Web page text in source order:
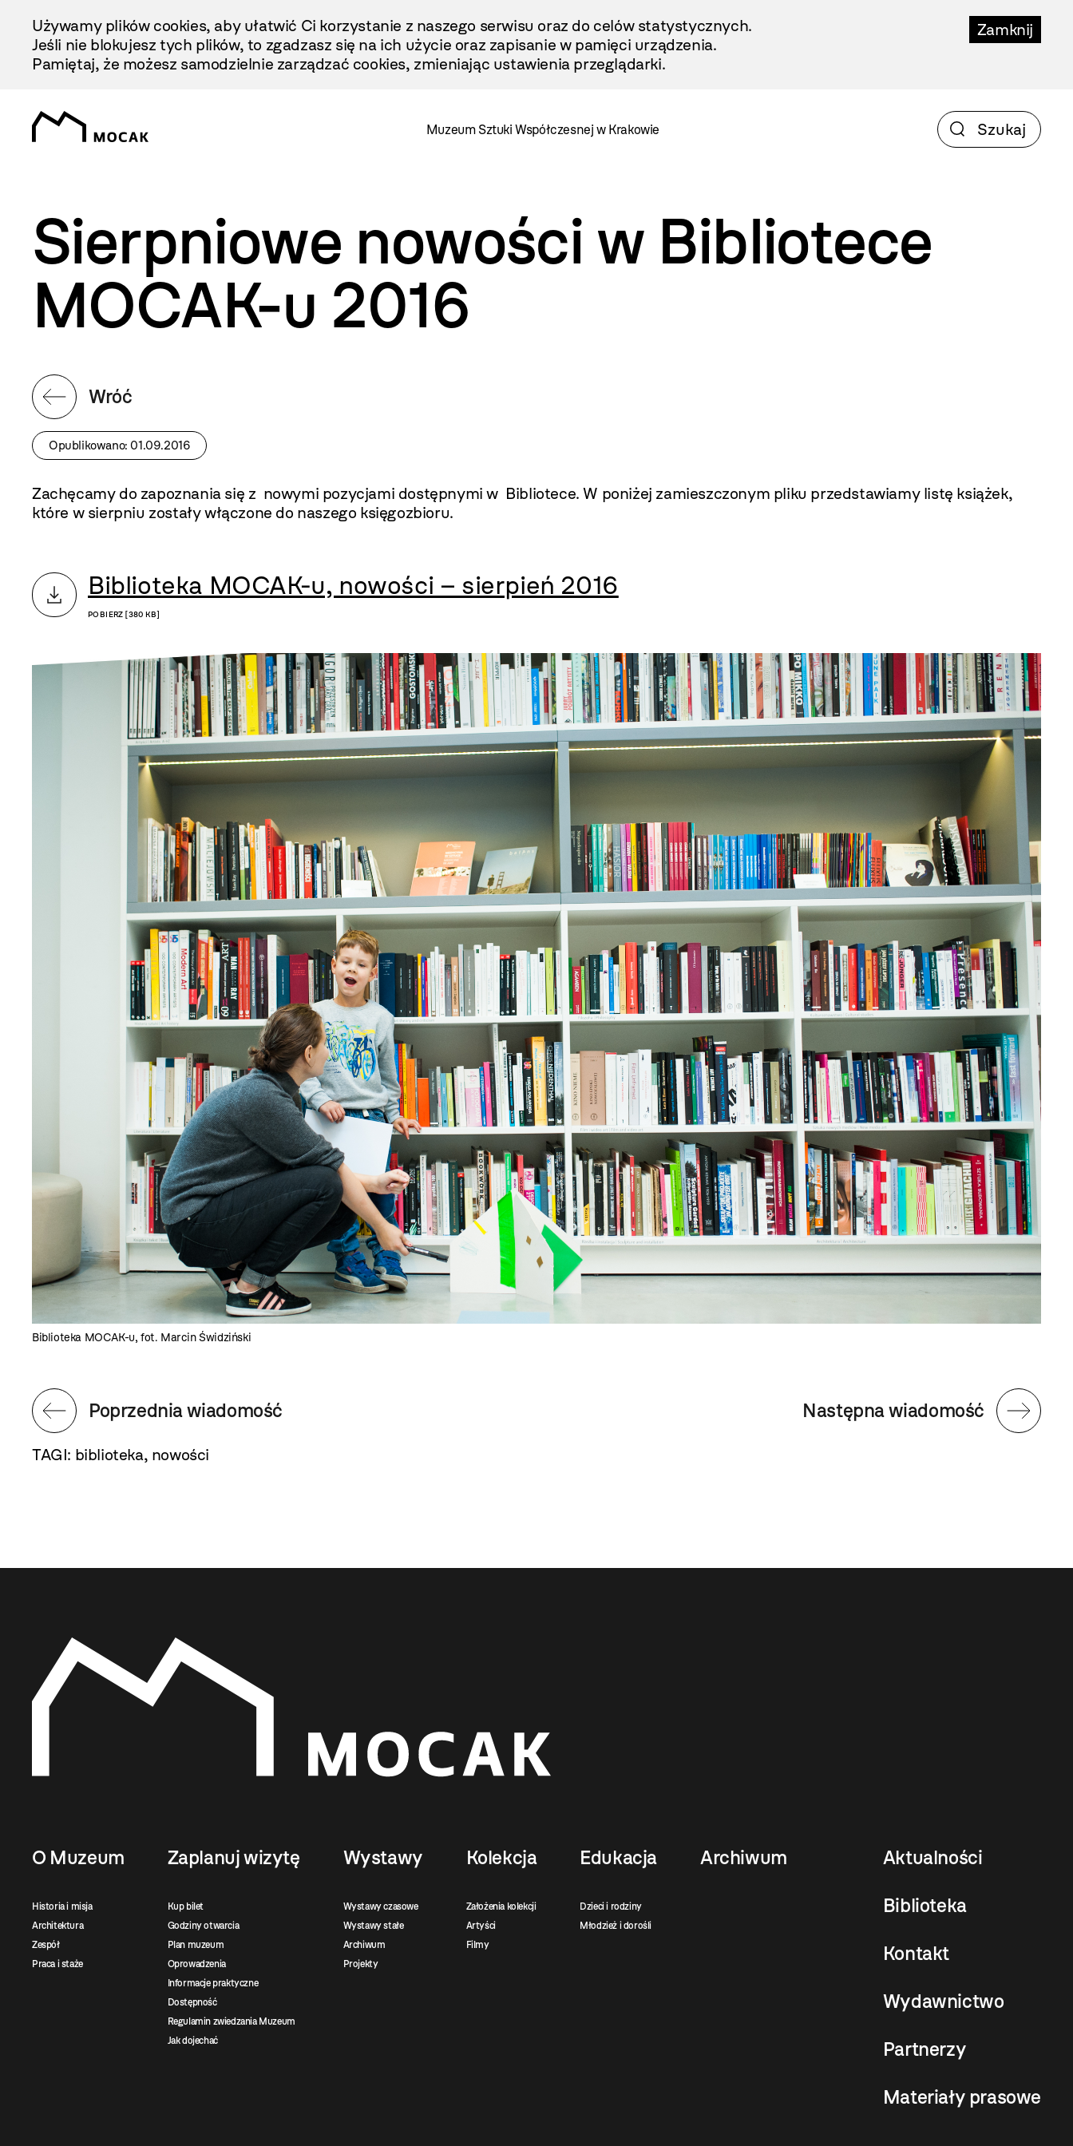
Treści
Zamknij
Używamy plików cookies, aby ułatwić Ci korzystanie z naszego serwisu oraz do celów statystycznych.
Jeśli nie blokujesz tych plików, to zgadzasz się na ich użycie oraz zapisanie w pamięci urządzenia.
Pamiętaj, że możesz samodzielnie zarządzać cookies, zmieniając ustawienia przeglądarki.
Muzeum Sztuki Współczesnej w Krakowie
Sierpniowe nowości w Bibliotece
MOCAK-u 2016
Wróć
Opublikowano: 01.09.2016
Zachęcamy do zapoznania się z nowymi pozycjami dostępnymi w Bibliotece. W poniżej zamieszczonym pliku przedstawiamy listę książek,
które w sierpniu zostały włączone do naszego księgozbioru.
Biblioteka MOCAK-u, nowości – sierpień 2016
POBIERZ [380 KB]
Biblioteka MOCAK-u, fot. Marcin Świdziński
Następna wiadomość
Poprzednia wiadomość
TAGI: biblioteka, nowości
O Muzeum
Historia i misja
Architektura
Zespół
Praca i staże
Zaplanuj wizytę
Kup bilet
Godziny otwarcia
Plan muzeum
Oprowadzenia
Informacje praktyczne
Dostępność
Regulamin zwiedzania Muzeum
Jak dojechać
Wystawy
Wystawy czasowe
Wystawy stałe
Archiwum
Projekty
Kolekcja
Założenia kolekcji
Artyści
Filmy
Edukacja
Dzieci i rodziny
Młodzież i dorośli
Archiwum Aktualności
Biblioteka
Kontakt
Wydawnictwo
Partnerzy
Materiały prasowe